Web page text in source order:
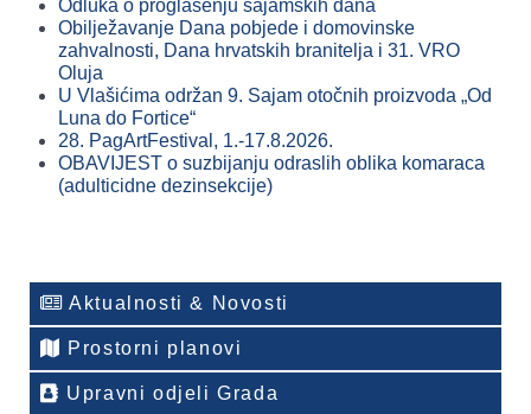
Odluka o proglašenju sajamskih dana
Obilježavanje Dana pobjede i domovinske
zahvalnosti, Dana hrvatskih branitelja i 31. VRO
Oluja
U Vlašićima održan 9. Sajam otočnih proizvoda „Od
Luna do Fortice“
28. PagArtFestival, 1.-17.8.2026.
OBAVIJEST o suzbijanju odraslih oblika komaraca
(adulticidne dezinsekcije)
Aktualnosti & Novosti
Prostorni planovi
Upravni odjeli Grada